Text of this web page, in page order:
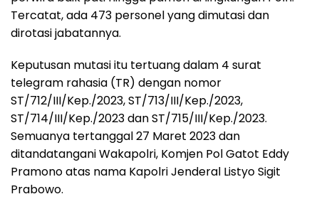
b
o
k
s
A
p
g
r
m
a
e
Tercatat, ada 473 personel yang dimutasi dan
dirotasi jabatannya.
Keputusan mutasi itu tertuang dalam 4 surat
telegram rahasia (TR) dengan nomor
ST/712/III/Kep./2023, ST/713/III/Kep./2023,
ST/714/III/Kep./2023 dan ST/715/III/Kep./2023.
Semuanya tertanggal 27 Maret 2023 dan
ditandatangani Wakapolri, Komjen Pol Gatot Eddy
Pramono atas nama Kapolri Jenderal Listyo Sigit
Prabowo.